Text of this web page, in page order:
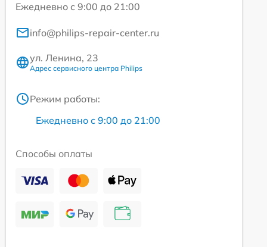
Ежедневно с 9:00 до 21:00
info@philips-repair-center.ru
ул. Ленина, 23
Адрес сервисного центра Philips
Режим работы:
Ежедневно с 9:00 до 21:00
Способы оплаты